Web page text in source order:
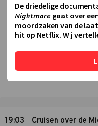
19:03 Cruisen over de
De driedelige
Nightmare gaat over
moordzaken van de
hit op Netflix. Wij